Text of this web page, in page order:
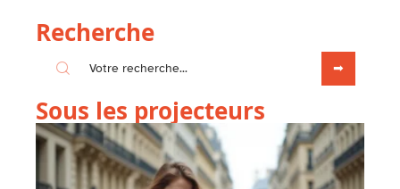
Recherche
Sous les projecteurs